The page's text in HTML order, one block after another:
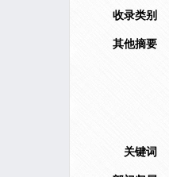
收录类别
其他摘要
关键词